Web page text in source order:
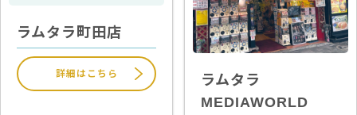
ラムタラ町田店
詳細はこちら
ラムタラ
MEDIAWORLD